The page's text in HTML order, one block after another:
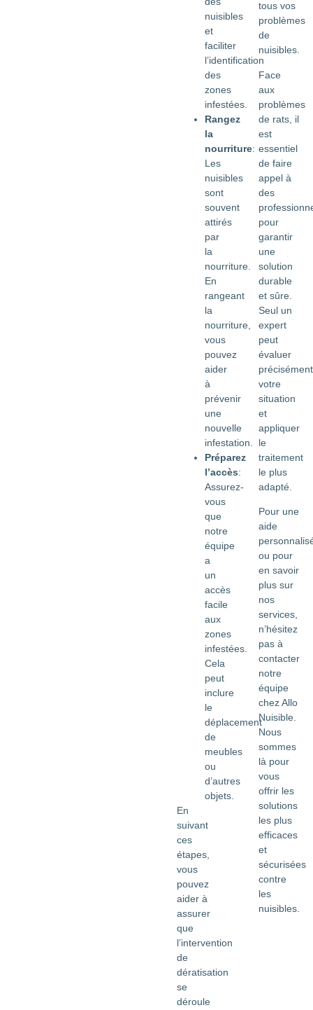
nuisibles
et
faciliter
l’identification
des
zones
infestées.
Rangez
la
nourriture:
Les
nuisibles
sont
souvent
attirés
par
la
nourriture.
En
rangeant
la
nourriture,
vous
pouvez
aider
à
prévenir
une
nouvelle
infestation.
Préparez
l’accès:
Assurez-
vous
que
notre
équipe
a
un
accès
facile
aux
zones
infestées.
Cela
peut
inclure
le
déplacement
de
meubles
ou
d’autres
objets.
En
suivant
ces
étapes,
vous
pouvez
aider à
assurer
que
l’intervention
de
dératisation
se
déroule
tous vos
problèmes
de
nuisibles.
Face
aux
problèmes
de rats, il
est
essentiel
de faire
appel à
des
pour
garantir
une
solution
durable
et sûre.
Seul un
expert
peut
évaluer
précisément
votre
situation
et
appliquer
le
traitement
le plus
adapté.
Pour une
aide
ou pour
en savoir
plus sur
nos
services,
n’hésitez
pas à
contacter
notre
équipe
chez Allo
Nuisible.
Nous
sommes
là pour
vous
offrir les
solutions
les plus
efficaces
et
sécurisées
contre
les
nuisibles.